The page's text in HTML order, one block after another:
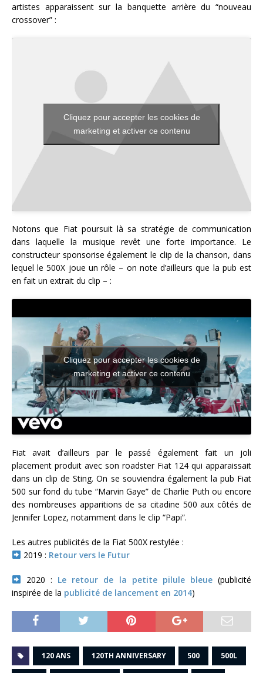
artistes apparaissent sur la banquette arrière du “nouveau
crossover” :
Cliquez pour accepter les cookies de
marketing et activer ce contenu
Notons que Fiat poursuit là sa stratégie de communication
dans laquelle la musique revêt une forte importance. Le
constructeur sponsorise également le clip de la chanson, dans
lequel le 500X joue un rôle – on note d’ailleurs que la pub est
en fait un extrait du clip – :
Cliquez pour accepter les cookies de
marketing et activer ce contenu
Fiat avait d’ailleurs par le passé également fait un joli
placement produit avec son roadster Fiat 124 qui apparaissait
dans un clip de Sting. On se souviendra également la pub Fiat
500 sur fond du tube “Marvin Gaye” de Charlie Puth ou encore
des nombreuses apparitions de sa citadine 500 aux côtés de
Jennifer Lopez, notamment dans le clip “Papi”.
Les autres publicités de la Fiat 500X restylée :
2019 : Retour vers le Futur
2020 : Le retour de la petite pilule bleue(publicité
inspirée de la publicité de lancement en 2014)
120 ANS 120TH ANNIVERSARY 500 500L